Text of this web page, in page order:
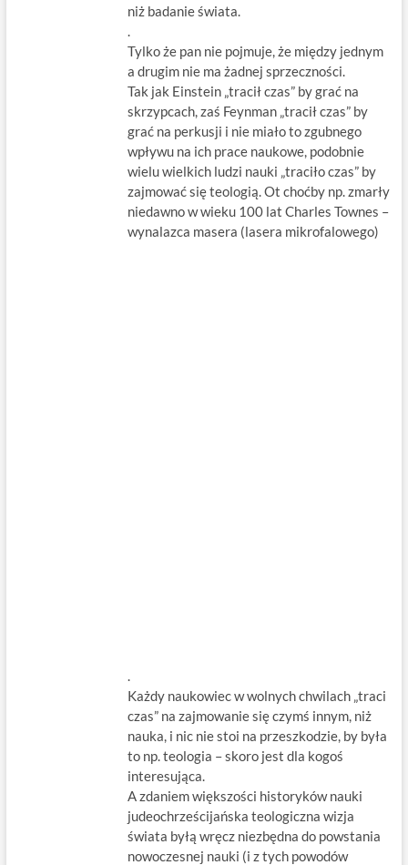
niż badanie świata.
.
Tylko że pan nie pojmuje, że między jednym
a drugim nie ma żadnej sprzeczności.
Tak jak Einstein „tracił czas” by grać na
skrzypcach, zaś Feynman „tracił czas” by
grać na perkusji i nie miało to zgubnego
wpływu na ich prace naukowe, podobnie
wielu wielkich ludzi nauki „traciło czas” by
zajmować się teologią. Ot choćby np. zmarły
niedawno w wieku 100 lat Charles Townes –
wynalazca masera (lasera mikrofalowego)
.
Każdy naukowiec w wolnych chwilach „traci
czas” na zajmowanie się czymś innym, niż
nauka, i nic nie stoi na przeszkodzie, by była
to np. teologia – skoro jest dla kogoś
interesująca.
A zdaniem większości historyków nauki
judeochrześcijańska teologiczna wizja
świata byłą wręcz niezbędna do powstania
nowoczesnej nauki (i z tych powodów